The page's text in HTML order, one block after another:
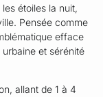
étoiles la nuit,
Pensée comme
efface
et sérénité
allant de 1 à 4